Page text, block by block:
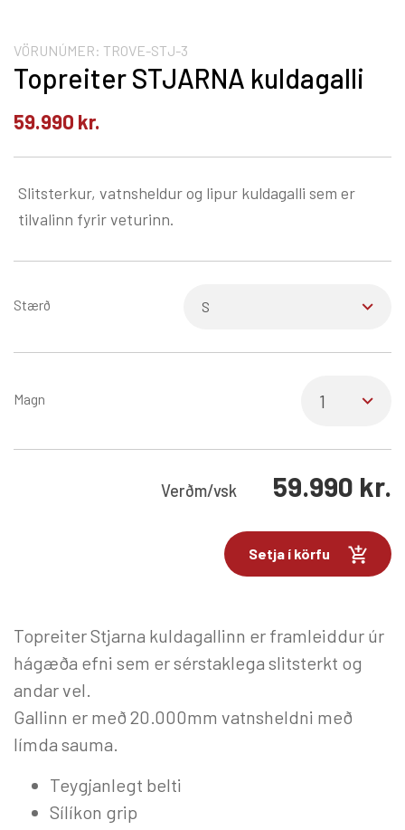
VÖRUNÚMER: TROVE-STJ-3
Topreiter STJARNA kuldagalli
59.990 kr.
Slitsterkur, vatnsheldur og lipur kuldagalli sem er
tilvalinn fyrir veturinn.
Stærð
Magn
Verðm/vsk 59.990 kr.
Setja í körfu
Topreiter Stjarna kuldagallinn er framleiddur úr
hágæða efni sem er sérstaklega slitsterkt og
andar vel.
Gallinn er með 20.000mm vatnsheldni með
límda sauma.
Teygjanlegt belti
Sílíkon grip